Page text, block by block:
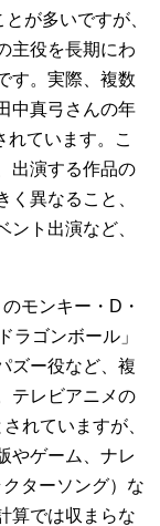
が多いですが、
主役を長期にわ
す。実際、複数
中真弓さんの年
れています。こ
出演する作品の
異なること、
ント出演など、
モンキー・D・
ラゴンボール」
ズー役など、複
テレビアニメの
れていますが、
やゲーム、ナレ
ターソング）な
算では収まらな